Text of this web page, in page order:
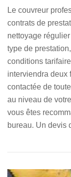
Le couvreur
contrats de
nettoyage
type de
conditions
interviendra deux
contactée de
au niveau de
vous êtes
bureau. Un devis